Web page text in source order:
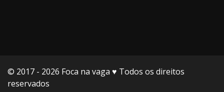
© 2017 - 2026 Foca na vaga ♥️ Todos os direitos
reservados